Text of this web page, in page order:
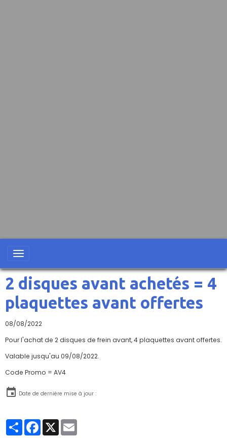
2 disques avant achetés = 4
plaquettes avant offertes
08/08/2022
Pour l'achat de 2 disques de frein avant, 4 plaquettes avant offertes.
Valable jusqu'au 09/08/2022.
Code Promo = AV4
Date de dernière mise à jour :
PartagerFacebook
X